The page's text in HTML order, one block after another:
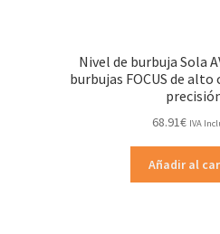
Nivel de burbuja Sola
burbujas FOCUS de
68.91€ IVA
Añadir al